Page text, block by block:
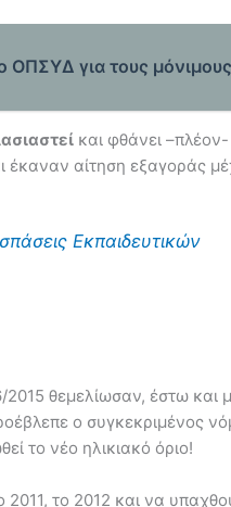
για τους μόνιμους
και φθάνει
αίτηση εξαγοράς
Εκπαιδευτικών
θεμελίωσαν, έστω
ο συγκεκριμένος
το νέο ηλικιακό όριο!
το 2012 και να